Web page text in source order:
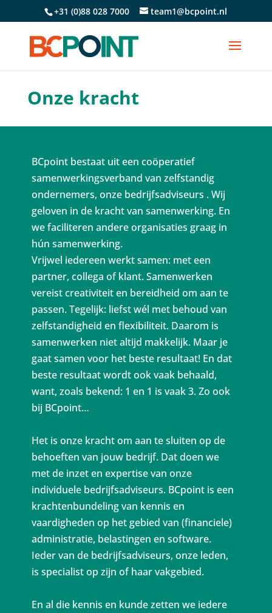
+31 (0)88 028 7000 team1@bcpoint.nl
Onze kracht
BCpoint bestaat uit een coöperatief
samenwerkingsverband van zelfstandig
ondernemers, onze bedrijfsadviseurs . Wij
geloven in de kracht van samenwerking. En
we faciliteren andere organisaties graag in
hún samenwerking.
Vrijwel iedereen werkt samen: met een
partner, collega of klant. Samenwerken
vereist creativiteit en bereidheid om aan te
passen. Tegelijk: liefst wél met behoud van
zelfstandigheid en flexibiliteit. Daarom is
samenwerken niet altijd makkelijk. Maar je
gaat samen voor het beste resultaat! En dat
beste resultaat wordt ook vaak behaald,
want, zoals bekend: 1 en 1 is vaak 3. Zo ook
bij BCpoint…
Het is onze kracht om aan te sluiten op de
behoeften van jouw bedrijf. Dat doen we
met de inzet en expertise van onze
individuele bedrijfsadviseurs. BCpoint is een
krachtenbundeling van kennis en
vaardigheden op het gebied van (financiele)
administratie, belastingen en software.
Ieder van de bedrijfsadviseurs, onze leden,
is specialist op zijn of haar vakgebied.
En al die kennis en kunde zetten we iedere